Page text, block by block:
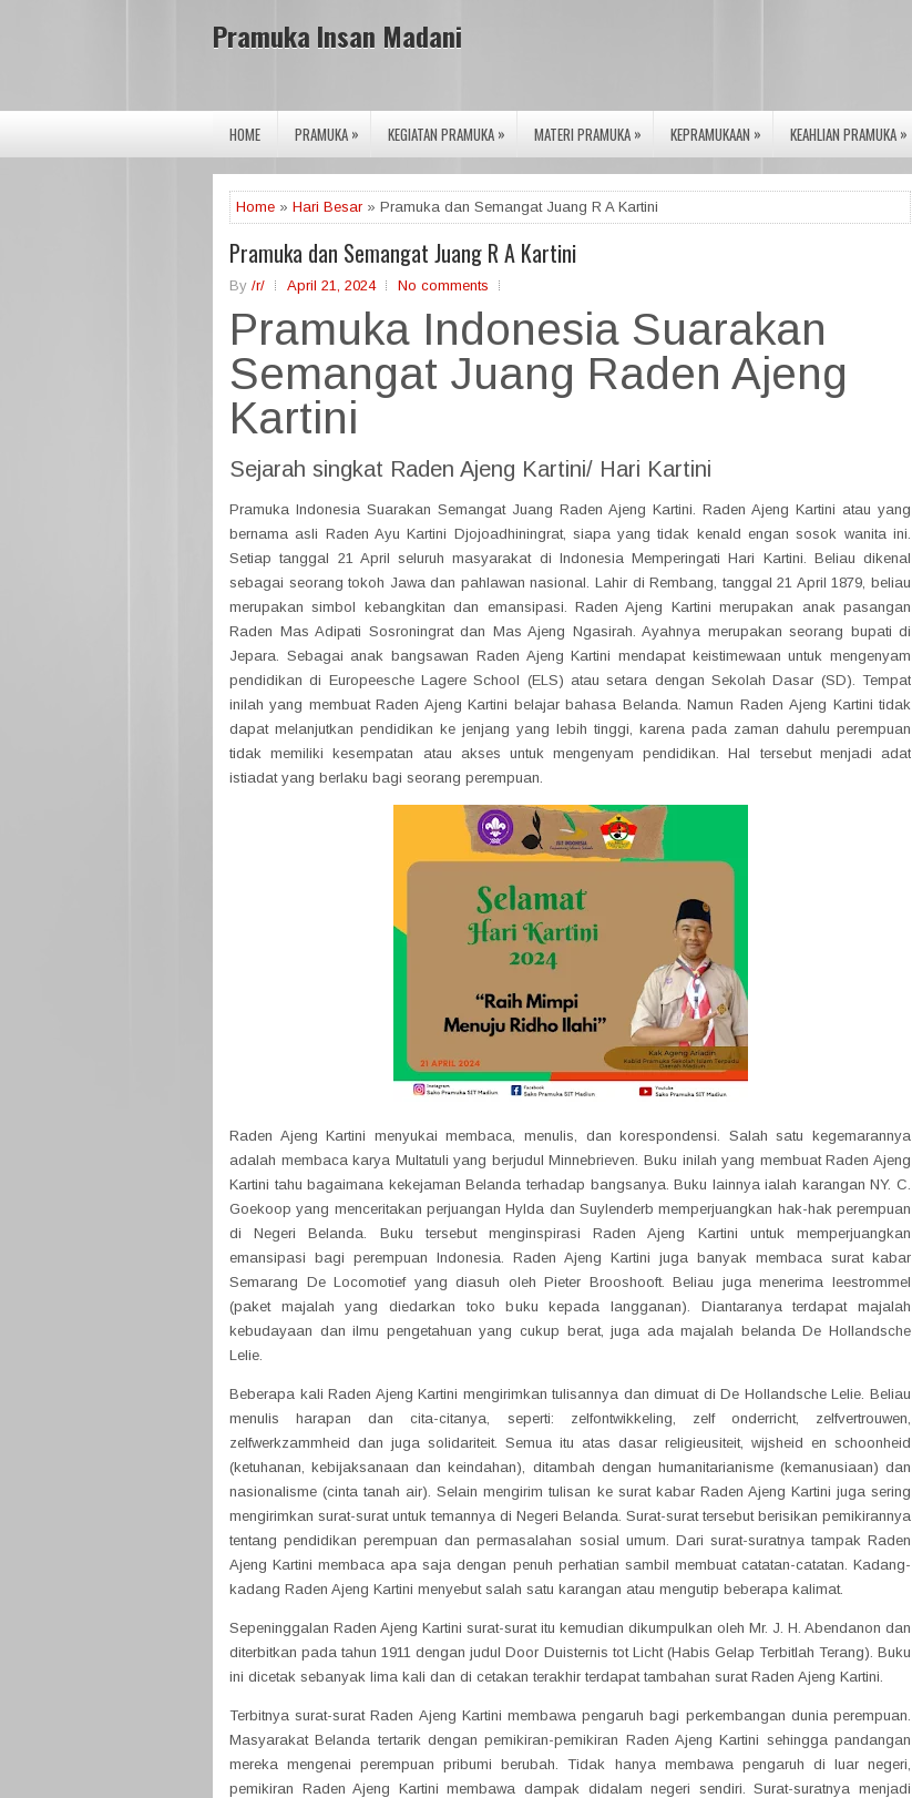
Pramuka Insan Madani
HOME PRAMUKA » KEGIATAN PRAMUKA » MATERI PRAMUKA » KEPRAMUKAAN » KEAHLIAN PRAMUKA »
Home » Hari Besar » Pramuka dan Semangat Juang R A Kartini
Pramuka dan Semangat Juang R A Kartini
By /r/ April 21, 2024 No comments
Pramuka Indonesia Suarakan
Semangat Juang Raden Ajeng
Kartini
Sejarah singkat Raden Ajeng Kartini/ Hari Kartini
Pramuka Indonesia Suarakan Semangat Juang Raden Ajeng Kartini. Raden Ajeng Kartini atau yang
bernama asli Raden Ayu Kartini Djojoadhiningrat, siapa yang tidak kenald engan sosok wanita ini.
Setiap tanggal 21 April seluruh masyarakat di Indonesia Memperingati Hari Kartini. Beliau dikenal
sebagai seorang tokoh Jawa dan pahlawan nasional. Lahir di Rembang, tanggal 21 April 1879, beliau
merupakan simbol kebangkitan dan emansipasi. Raden Ajeng Kartini merupakan anak pasangan
Raden Mas Adipati Sosroningrat dan Mas Ajeng Ngasirah. Ayahnya merupakan seorang bupati di
Jepara. Sebagai anak bangsawan Raden Ajeng Kartini mendapat keistimewaan untuk mengenyam
pendidikan di Europeesche Lagere School (ELS) atau setara dengan Sekolah Dasar (SD). Tempat
inilah yang membuat Raden Ajeng Kartini belajar bahasa Belanda. Namun RadenAjeng Kartini tidak
dapat melanjutkan pendidikan ke jenjang yang lebih tinggi, karena pada zaman dahulu perempuan
tidak memiliki kesempatan atau akses untuk mengenyampendidikan. Hal tersebut menjadi adat
istiadat yang berlaku bagi seorang perempuan.
Raden Ajeng Kartini menyukai membaca, menulis, dan korespondensi. Salah satu kegemarannya
adalah membaca karya Multatuli yang berjudul Minnebrieven. Buku inilah yang membuat Raden Ajeng
Kartini tahu bagaimana kekejaman Belanda terhadap bangsanya. Buku lainnya ialah karangan NY. C.
Goekoop yang menceritakan perjuangan Hylda dan Suylenderb memperjuangkan hak-hak perempuan
di Negeri Belanda. Buku tersebut menginspirasi Raden Ajeng Kartini untuk memperjuangkan
emansipasi bagi perempuan Indonesia. Raden Ajeng Kartini juga banyak membaca surat kabar
Semarang De Locomotief yang diasuh oleh Pieter Brooshooft. Beliau juga menerima leestrommel
(paket majalah yang diedarkan toko buku kepada langganan). Diantaranya terdapat majalah
kebudayaan dan ilmu pengetahuan yang cukup berat, juga ada majalah belanda De Hollandsche
Lelie.
Beberapa kali Raden Ajeng Kartini mengirimkan tulisannya dan dimuat di De Hollandsche Lelie. Beliau
menulis harapan dan cita-citanya, seperti: zelfontwikkeling, zelf onderricht, zelfvertrouwen,
zelfwerkzammheid dan juga solidariteit. Semua itu atas dasar religieusiteit, wijsheid en schoonheid
(ketuhanan, kebijaksanaan dan keindahan), ditambah dengan humanitarianisme (kemanusiaan) dan
nasionalisme (cinta tanah air). Selain mengirim tulisan ke surat kabar Raden Ajeng Kartini juga sering
mengirimkan surat-surat untuk temannya di Negeri Belanda. Surat-surat tersebut berisikan pemikirannya
tentang pendidikan perempuan dan permasalahan sosial umum. Dari surat-suratnya tampak Raden
Ajeng Kartini membaca apa saja dengan penuh perhatian sambil membuat catatan-catatan. Kadang-
kadang Raden Ajeng Kartini menyebut salah satu karangan atau mengutip beberapa kalimat.
Sepeninggalan Raden Ajeng Kartini surat-surat itu kemudian dikumpulkan oleh Mr. J. H. Abendanon dan
diterbitkan pada tahun 1911 dengan judul Door Duisternis tot Licht (Habis Gelap Terbitlah Terang). Buku
ini dicetak sebanyak lima kali dan di cetakan terakhir terdapat tambahan surat Raden Ajeng Kartini.
Terbitnya surat-surat Raden Ajeng Kartini membawa pengaruh bagi perkembangan dunia perempuan.
Masyarakat Belanda tertarik dengan pemikiran-pemikiran Raden Ajeng Kartini sehingga pandangan
mereka mengenai perempuan pribumi berubah. Tidak hanya membawa pengaruh di luar negeri,
pemikiran Raden Ajeng Kartini membawa dampak didalam negeri sendiri. Surat-suratnya menjadi